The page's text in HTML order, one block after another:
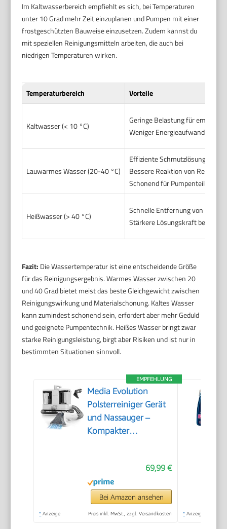
Im Kaltwasserbereich empfiehlt es sich, bei Temperaturen
unter 10 Grad mehr Zeit einzuplanen und Pumpen mit einer
frostgeschützten Bauweise einzusetzen. Zudem kannst du
mit speziellen Reinigungsmitteln arbeiten, die auch bei
niedrigen Temperaturen wirken.
Temperaturbereich Vorteile
Kaltwasser (< 10 °C)
Geringe Belastung für
Weniger Energieaufwand
Lauwarmes Wasser (20-40 °C)
Effiziente Schmutzlösung
Bessere Reaktion von
Schonend für Pumpenteile
Heißwasser (> 40 °C)
Schnelle Entfernung von Fett
Stärkere Lösungskraft bei
Fazit: Die Wassertemperatur ist eine entscheidende Größe
für das Reinigungsergebnis. Warmes Wasser zwischen 20
und 40 Grad bietet meist das beste Gleichgewicht zwischen
Reinigungswirkung und Materialschonung. Kaltes Wasser
kann zumindest schonend sein, erfordert aber mehr Geduld
und geeignete Pumpentechnik. Heißes Wasser bringt zwar
starke Reinigungsleistung, birgt aber Risiken und ist nur in
bestimmten Situationen sinnvoll.
EMPFEHLUNG
Media Evolution
Polsterreiniger Gerät
und Nassauger –
Kompakter
Waschsauger für
Teppich, Polster
Autositze & Sofa
69,99 €
Bei Amazon ansehen
* Anzeige Preis inkl. MwSt., zzgl. Versandkosten * Anzeige